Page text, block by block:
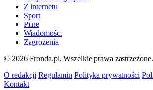
Z internetu
Sport
Pilne
Wiadomości
Zagrożenia
© 2026 Fronda.pl. Wszelkie prawa zastrzeżone.
O redakcji Regulamin Polityka prywatności
Kontakt